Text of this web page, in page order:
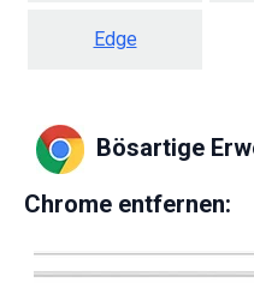
Edge
Bösartige
Chrome entfernen: